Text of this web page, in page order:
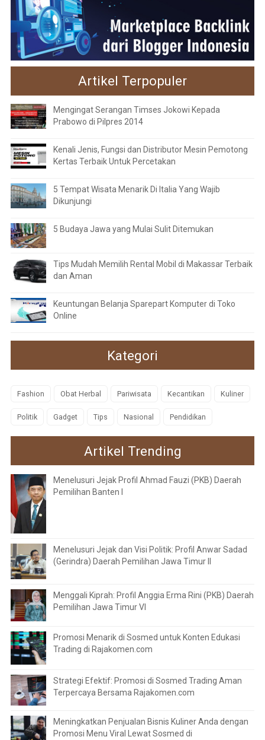
Artikel Terpopuler
Mengingat Serangan Timses Jokowi Kepada
Prabowo di Pilpres 2014
Kenali Jenis, Fungsi dan Distributor Mesin Pemotong
Kertas Terbaik Untuk Percetakan
5 Tempat Wisata Menarik Di Italia Yang Wajib
Dikunjungi
5 Budaya Jawa yang Mulai Sulit Ditemukan
Tips Mudah Memilih Rental Mobil di Makassar Terbaik
dan Aman
Keuntungan Belanja Sparepart Komputer di Toko
Online
Kategori
Fashion Obat Herbal Pariwisata Kecantikan Kuliner
Politik Gadget Tips Nasional Pendidikan
Artikel Trending
Menelusuri Jejak Profil Ahmad Fauzi (PKB) Daerah
Pemilihan Banten I
Menelusuri Jejak dan Visi Politik: Profil Anwar Sadad
(Gerindra) Daerah Pemilihan Jawa Timur II
Menggali Kiprah: Profil Anggia Erma Rini (PKB) Daerah
Pemilihan Jawa Timur VI
Promosi Menarik di Sosmed untuk Konten Edukasi
Trading di Rajakomen.com
Strategi Efektif: Promosi di Sosmed Trading Aman
Terpercaya Bersama Rajakomen.com
Meningkatkan Penjualan Bisnis Kuliner Anda dengan
Promosi Menu Viral Lewat Sosmed di